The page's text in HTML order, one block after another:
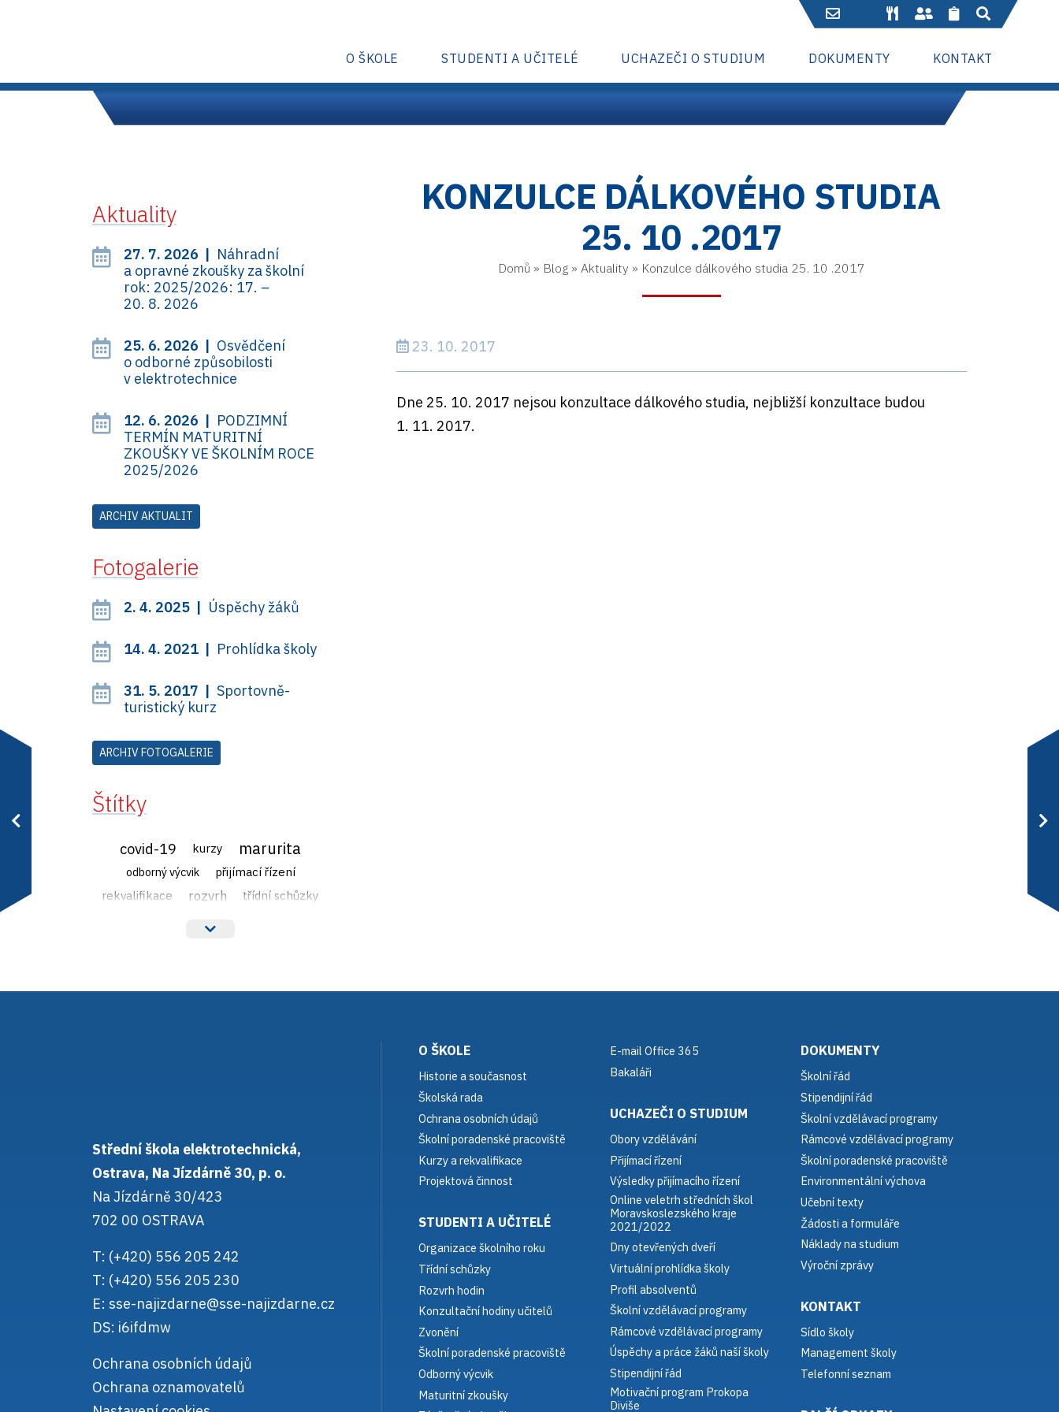
O ŠKOLE STUDENTI A UČITELÉ UCHAZEČI O STUDIUM DOKUMENTY KONTAKT
KONZULCE DÁLKOVÉHO STUDIA
25. 10 .2017
Domů » Blog» Aktuality » Konzulce dálkového studia 25. 10 .2017
23. 10. 2017
Dne 25. 10. 2017 nejsou konzultace dálkového studia, nejbližší konzultace budou
1. 11. 2017.
Aktuality
27. 7. 2026 | Náhradní
a opravné zkoušky za školní
rok: 2025/2026: 17. –
20. 8. 2026
25. 6. 2026 | Osvědčení
o odborné způsobilosti
v elektrotechnice
12. 6. 2026 | PODZIMNÍ
TERMÍN MATURITNÍ
ZKOUŠKY VE ŠKOLNÍM ROCE
2025/2026
ARCHIV AKTUALIT
Fotogalerie
2. 4. 2025 | Úspěchy žáků
14. 4. 2021 | Prohlídka školy
31. 5. 2017 |Sportovně-
turistický kurz
ARCHIV FOTOGALERIE
Štítky
covid-19 kurzy marurita
odborný výcvik
přijímací řízení
rekvalifikace
rozvrh třídní schůzky
Střední škola elektrotechnická,
Ostrava, Na Jízdárně 30, p. o.
Na Jízdárně 30/423
702 00 OSTRAVA
T: (+420) 556 205 242
T: (+420) 556 205 230
E: sse-najizdarne@sse-najizdarne.cz
DS: i6ifdmw
Ochrana osobních údajů
Ochrana oznamovatelů
O ŠKOLE
Historie a současnost
Školská rada
Ochrana osobních údajů
Školní poradenské pracoviště
Kurzy a rekvalifikace
Projektová činnost
STUDENTI A UČITELÉ
Organizace školního roku
Třídní schůzky
Rozvrh hodin
Konzultační hodiny učitelů
Zvonění
Školní poradenské pracoviště
Odborný výcvik
Maturitní zkoušky
E-mail Office 365
Bakaláři
UCHAZEČI O STUDIUM
Obory vzdělávání
Přijímací řízení
Výsledky přijímacího řízení
Online veletrh středních škol
Moravskoslezského kraje
2021/2022
Dny otevřených dveří
Virtuální prohlídka školy
Profil absolventů
Školní vzdělávací programy
Rámcové vzdělávací programy
Úspěchy a práce žáků naší školy
Stipendijní řád
Motivační program Prokopa
Diviše
DOKUMENTY
Školní řád
Stipendijní řád
Školní vzdělávací programy
Rámcové vzdělávací programy
Školní poradenské pracoviště
Environmentální výchova
Učební texty
Žádosti a formuláře
Náklady na studium
Výroční zprávy
KONTAKT
Sídlo školy
Management školy
Telefonní seznam